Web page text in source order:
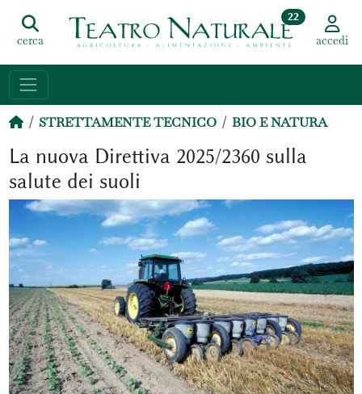
cerca
22
accedi
STRETTAMENTE TECNICO BIO E NATURA
La nuova Direttiva 2025/2360 sulla
salute dei suoli